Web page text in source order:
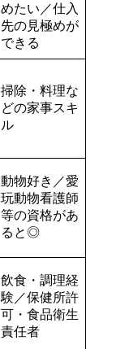
めたい／仕入
先の見極めが
できる
掃除・料理な
どの家事スキ
ル
動物好き／愛
玩動物看護師
等の資格があ
ると◎
飲食・調理経
験／保健所許
可・食品衛生
責任者